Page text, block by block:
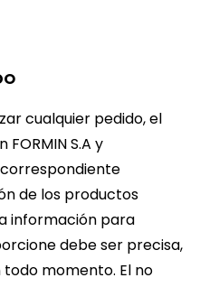
cualquier pedido, el
S.A y
de los productos
información para
debe ser precisa,
momento. El no